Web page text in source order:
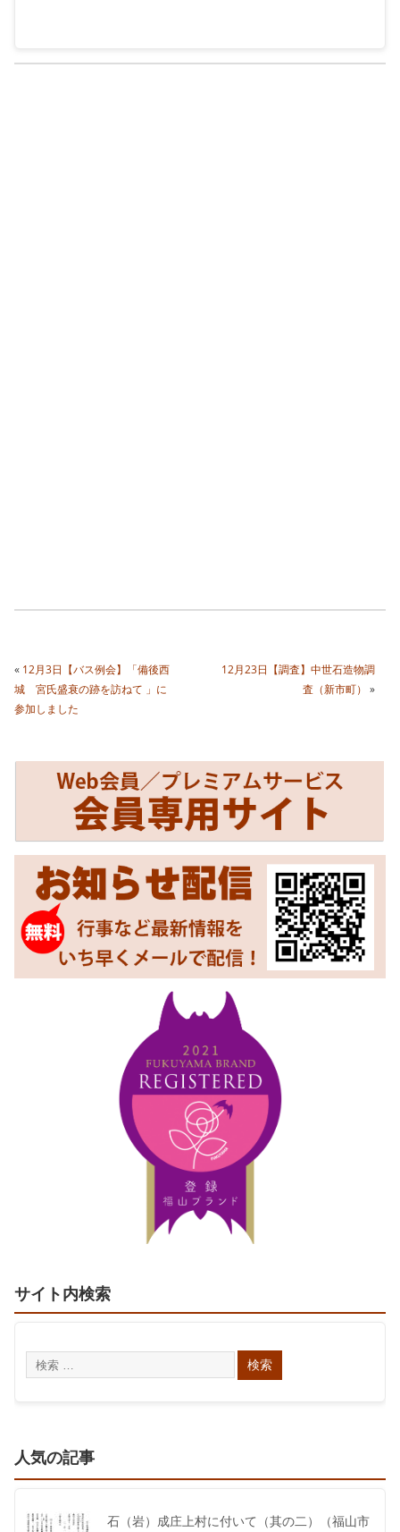
« 12月3日【バス例会】「備後西
城 宮氏盛衰の跡を訪ねて 」に
参加しました
12月23日【調査】中世石造物調
査（新市町） »
サイト内検索
人気の記事
石（岩）成庄上村に付いて（其の二）（福山市